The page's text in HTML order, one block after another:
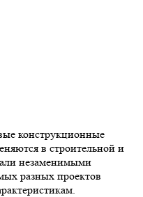
конструкционные
в строительной и
незаменимыми
разных проектов